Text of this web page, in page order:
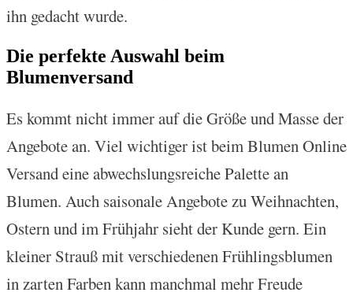
ihn gedacht wurde.
Die perfekte Auswahl beim
Blumenversand
Es kommt nicht immer auf die Größe und Masse der
Angebote an. Viel wichtiger ist beim Blumen Online
Versand eine abwechslungsreiche Palette an
Blumen. Auch saisonale Angebote zu Weihnachten,
Ostern und im Frühjahr sieht der Kunde gern. Ein
kleiner Strauß mit verschiedenen Frühlingsblumen
in zarten Farben kann manchmal mehr Freude